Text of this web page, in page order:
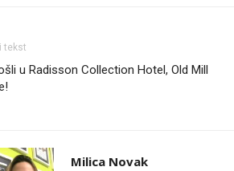
tekst
u Radisson Collection Hotel, Old Mill
Milica Novak